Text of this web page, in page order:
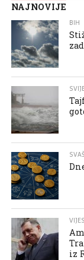
NAJNOVIJE
BIH
iz